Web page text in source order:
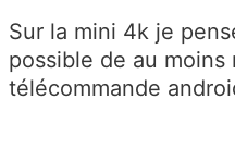
Sur la mini 4k je
possible de au moins
télécommande